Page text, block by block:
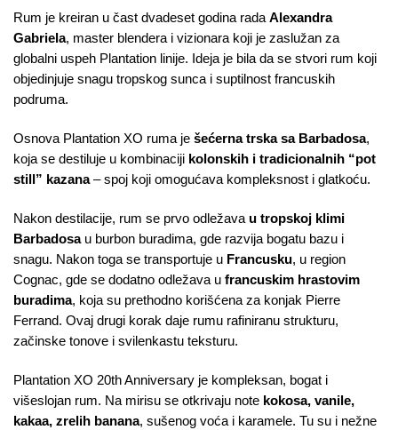
Rum je kreiran u čast dvadeset godina rada Alexandra
Gabriela, master blendera i vizionara koji je zaslužan za
globalni uspeh Plantation linije. Ideja je bila da se stvori rum koji
objedinjuje snagu tropskog sunca i suptilnost francuskih
podruma.
Osnova Plantation XO ruma je šećerna trska sa Barbadosa,
koja se destiluje u kombinaciji kolonskih i tradicionalnih “pot
still” kazana– spoj koji omogućava kompleksnost i glatkoću.
Nakon destilacije, rum se prvo odležava u tropskoj klimi
Barbadosau burbon buradima, gde razvija bogatu bazu i
snagu. Nakon toga se transportuje u Francusku, u region
Cognac, gde se dodatno odležava u francuskim hrastovim
buradima, koja su prethodno korišćena za konjak Pierre
Ferrand. Ovaj drugi korak daje rumu rafiniranu strukturu,
začinske tonove i svilenkastu teksturu.
Plantation XO 20th Anniversary je kompleksan, bogat i
višeslojan rum. Na mirisu se otkrivaju note kokosa, vanile,
kakaa, zrelih banana, sušenog voća i karamele. Tu su i nežne